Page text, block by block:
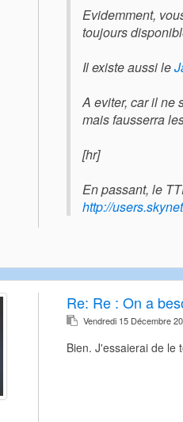
Evidemment,
toujours
Il existe aussi le
A eviter, car il ne
mais fausserra
[hr]
En passant, le
http://
Re: Re : On a
Vendredi 15 Décembre
Bien. J'essaierai de le